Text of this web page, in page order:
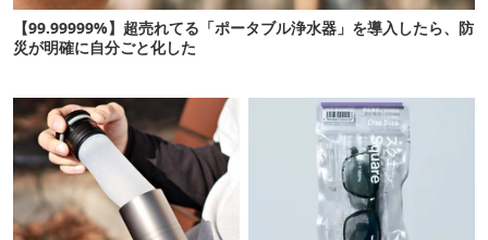
【99.99999%】超売れてる「ポータブル浄水器」を導入したら、防
災が明確に自分ごと化した